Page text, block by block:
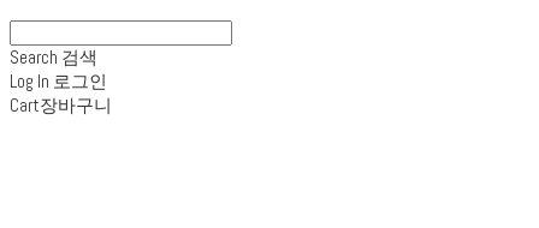
Search 검색
Log In 로그인
Cart장바구니